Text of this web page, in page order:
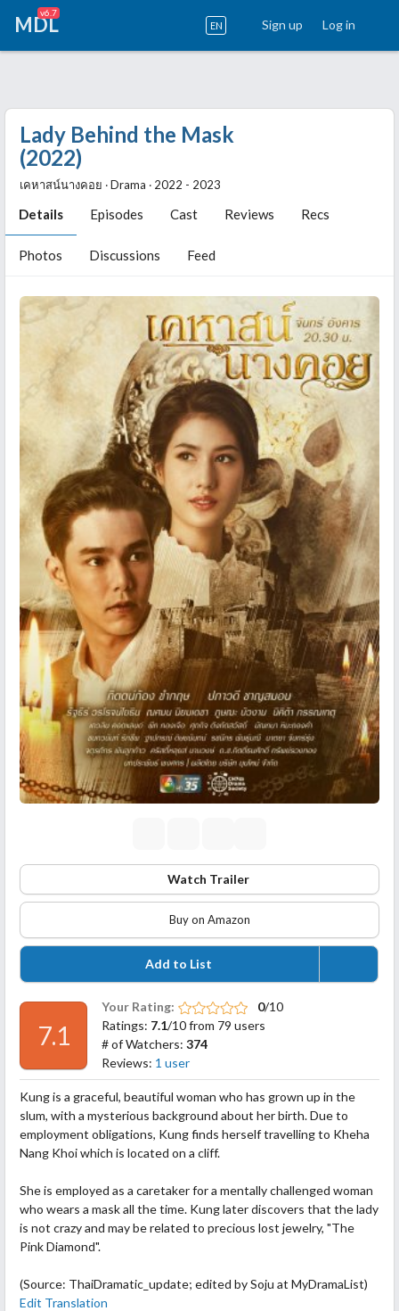
MDL
v6.7
EN Sign up Log in
Lady Behind the Mask
(2022)
เคหาสน์นางคอย ‧ Drama ‧ 2022 - 2023
Details Episodes Cast Reviews Recs
Photos Discussions Feed
Watch Trailer
Buy on Amazon
Add to List
7.1
Your Rating: 0/10
Ratings: 7.1/10 from 79 users
# of Watchers: 374
Reviews: 1 user
Kung is a graceful, beautiful woman who has grown up in the
slum, with a mysterious background about her birth. Due to
employment obligations, Kung finds herself travelling to Kheha
Nang Khoi which is located on a cliff.
She is employed as a caretaker for a mentally challenged woman
who wears a mask all the time. Kung later discovers that the lady
is not crazy and may be related to precious lost jewelry, "The
Pink Diamond".
(Source: ThaiDramatic_update; edited by Soju at MyDramaList)
Edit Translation